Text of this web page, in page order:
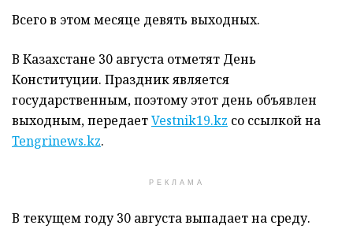
Всего в этом месяце девять выходных.
В Казахстане 30 августа отметят День
Конституции. Праздник является
государственным, поэтому этот день объявлен
выходным, передаетVestnik19.kz со ссылкой на
Tengrinews.kz.
РЕКЛАМА
В текущем году 30 августа выпадает на среду.